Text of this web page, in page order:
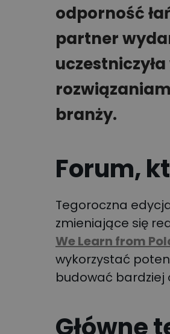
odporność
partner
branży.
Forum,
Tegoroczna
zmieniające się
We Learn from
wykorzystać
budować bardziej